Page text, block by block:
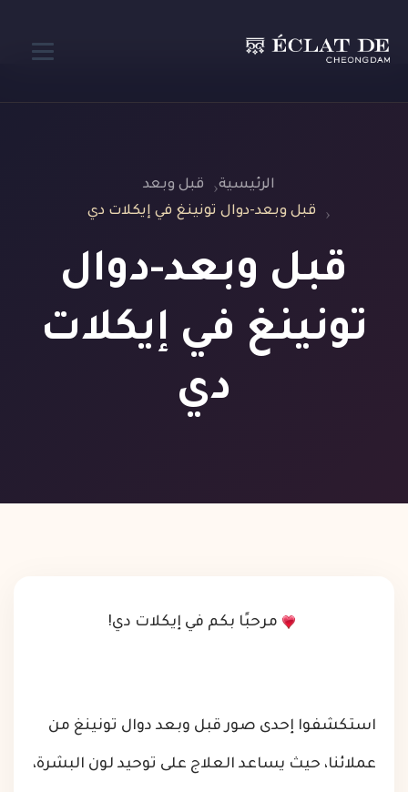
الرئيسية
قبل وبعد
قبل وبعد-دوال تونينغ في إيكلات دي
قبل وبعد-دوال
تونينغ في إيكلات
دي
مرحبًا بكم في إيكلات دي!
استكشفوا إحدى صور قبل وبعد دوال تونينغ من
عملائنا، حيث يساعد العلاج على توحيد لون البشرة،